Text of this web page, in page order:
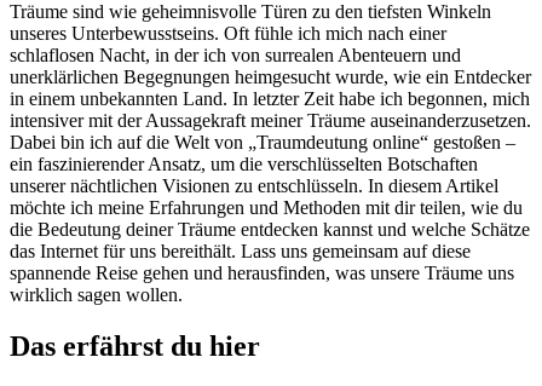
Träume‌ sind wie‌ geheimnisvolle Türen zu den tiefsten Winkeln
unseres Unterbewusstseins. Oft fühle ich mich nach einer
schlaflosen⁤ Nacht, ‍in ‍der ich von⁢ surrealen‍ Abenteuern und
unerklärlichen Begegnungen ‌heimgesucht wurde, wie ein⁢ Entdecker
in einem ‌unbekannten Land. In letzter Zeit habe ich begonnen, mich
intensiver mit‍ der Aussagekraft meiner Träume auseinanderzusetzen.
Dabei bin ich auf die Welt von „Traumdeutung online“ gestoßen –
ein faszinierender Ansatz, um die verschlüsselten Botschaften
unserer nächtlichen Visionen zu entschlüsseln. In diesem Artikel
⁣möchte ich meine⁤ Erfahrungen und Methoden ⁣mit dir teilen, wie du
die Bedeutung deiner⁣ Träume entdecken kannst und welche Schätze
das​ Internet für ⁤uns⁣ bereithält. Lass ‍uns gemeinsam auf diese
spannende ‍Reise gehen und herausfinden, was unsere Träume uns
wirklich⁢ sagen⁤ wollen.
Das ⁤erfährst du hier